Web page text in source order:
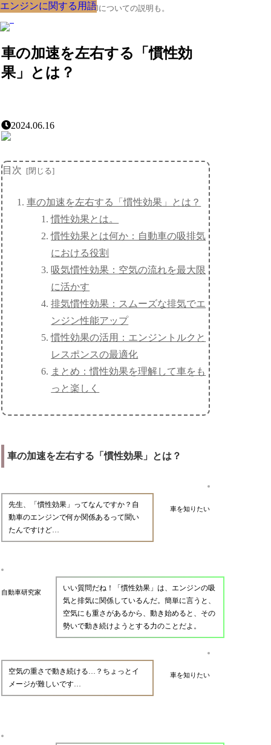
クルマの大辞典、購入･売却についての説明も。
車の加速を左右する「慣性効
果」とは？
エンジンに関する用語
2024.06.16
目次
車の加速を左右する「慣性効果」とは？
慣性効果とは。
慣性効果とは何か：自動車の吸排気
における役割
吸気慣性効果：空気の流れを最大限
に活かす
排気慣性効果：スムーズな排気でエ
ンジン性能アップ
慣性効果の活用：エンジントルクと
レスポンスの最適化
まとめ：慣性効果を理解して車をも
っと楽しく
車の加速を左右する「慣性効果」とは？
車を知りたい
先生、「慣性効果」ってなんですか？自
動車のエンジンで何か関係あるって聞い
たんですけど…
自動車研究家
いい質問だね！「慣性効果」は、エンジンの吸
気と排気に関係しているんだ。簡単に言うと、
空気にも重さがあるから、動き始めると、その
勢いで動き続けようとする力のことだよ。
車を知りたい
空気の重さで動き続ける…？ちょっとイ
メージが難しいです…
エンジンに関する用語
エンジンに関する用語
エンジンに関する用語
エンジンに関する用語
エンジンに関する用語
エンジンに関する用語
エンジンに関する用語
エンジンに関する用語